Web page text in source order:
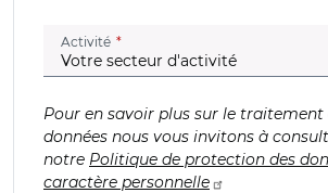
Activité (champ obligatoire)
Pour en savoir plus sur le traitement
données nous vous invitons à
notre Politique de protection des
caractère personnelle